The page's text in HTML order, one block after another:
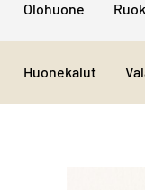
Olohuone
Huonekalut